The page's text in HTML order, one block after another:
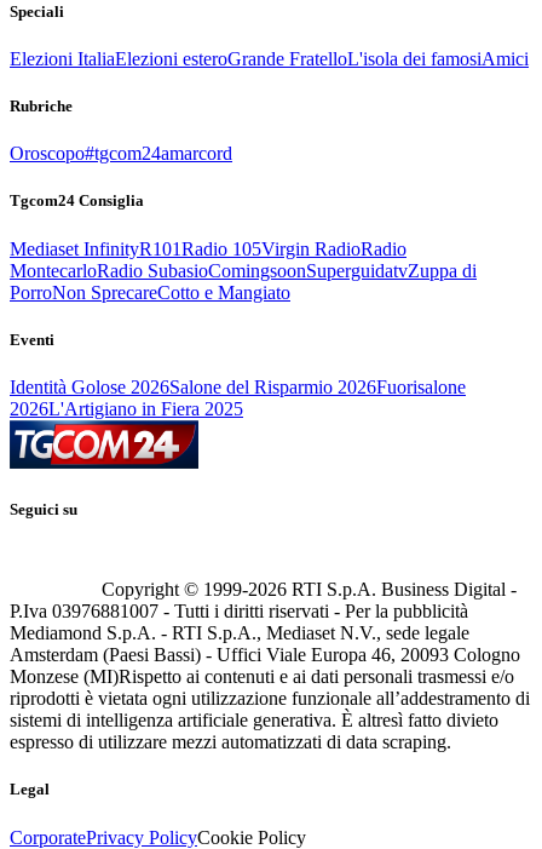
Speciali
Elezioni ItaliaElezioni esteroGrande FratelloL'isola dei famosiAmici
Rubriche
Oroscopo#tgcom24amarcord
Tgcom24 Consiglia
Mediaset InfinityR101Radio 105Virgin RadioRadio
MontecarloRadio SubasioComingsoonSuperguidatvZuppa di
PorroNon SprecareCotto e Mangiato
Eventi
Identità Golose 2026Salone del Risparmio 2026Fuorisalone
2026L'Artigiano in Fiera 2025
Seguici su
Copyright © 1999-2026 RTI S.p.A. Business Digital -
P.Iva 03976881007 - Tutti i diritti riservati - Per la pubblicità
Mediamond S.p.A. - RTI S.p.A., Mediaset N.V., sede legale
Amsterdam (Paesi Bassi) - Uffici Viale Europa 46, 20093 Cologno
Monzese (MI)Rispetto ai contenuti e ai dati personali trasmessi e/o
riprodotti è vietata ogni utilizzazione funzionale all’addestramento di
sistemi di intelligenza artificiale generativa. È altresì fatto divieto
espresso di utilizzare mezzi automatizzati di data scraping.
Legal
CorporatePrivacy PolicyCookie Policy